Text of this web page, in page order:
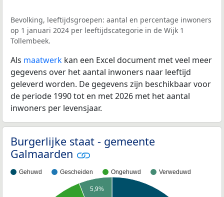
Bevolking, leeftijdsgroepen: aantal en percentage inwoners
op 1 januari 2024 per leeftijdscategorie in de Wijk 1
Tollembeek.
Als maatwerk kan een Excel document met veel meer
gegevens over het aantal inwoners naar leeftijd
geleverd worden. De gegevens zijn beschikbaar voor
de periode 1990 tot en met 2026 met het aantal
inwoners per levensjaar.
Burgerlijke staat - gemeente
Galmaarden
Gehuwd Gescheiden Ongehuwd Verweduwd
5,9%